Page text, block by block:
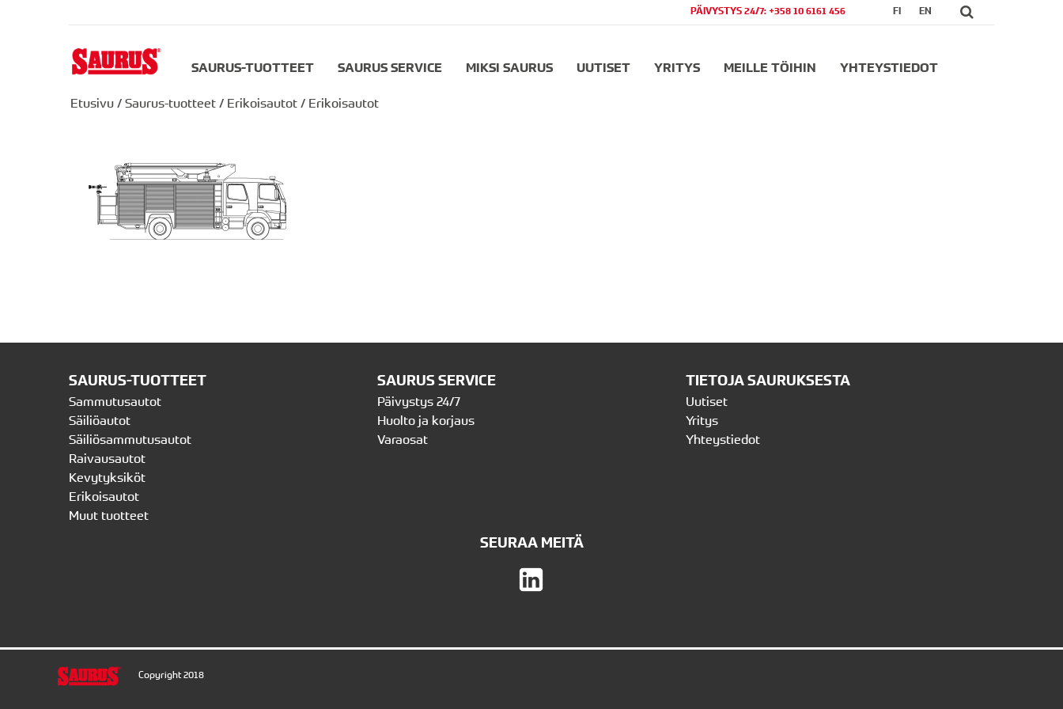
FI EN
PÄIVYSTYS 24/7: +358 10 6161 456
SAURUS-TUOTTEET SAURUS SERVICE MIKSI SAURUS UUTISET YRITYS MEILLE TÖIHIN YHTEYSTIEDOT
Etusivu / Saurus-tuotteet / Erikoisautot / Erikoisautot
SAURUS-TUOTTEET
Sammutusautot
Säiliöautot
Säiliösammutusautot
Raivausautot
Kevytyksiköt
Erikoisautot
Muut tuotteet
SAURUS SERVICE
Päivystys 24/7
Huolto ja korjaus
Varaosat
TIETOJA SAURUKSESTA
Uutiset
Yritys
Yhteystiedot
SEURAA MEITÄ
Copyright 2018